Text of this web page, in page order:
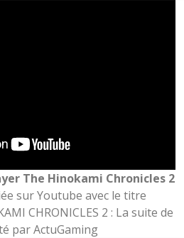
The Hinokami Chronicles 2
sur Youtube avec le titre
CHRONICLES 2 : La suite de
par ActuGaming